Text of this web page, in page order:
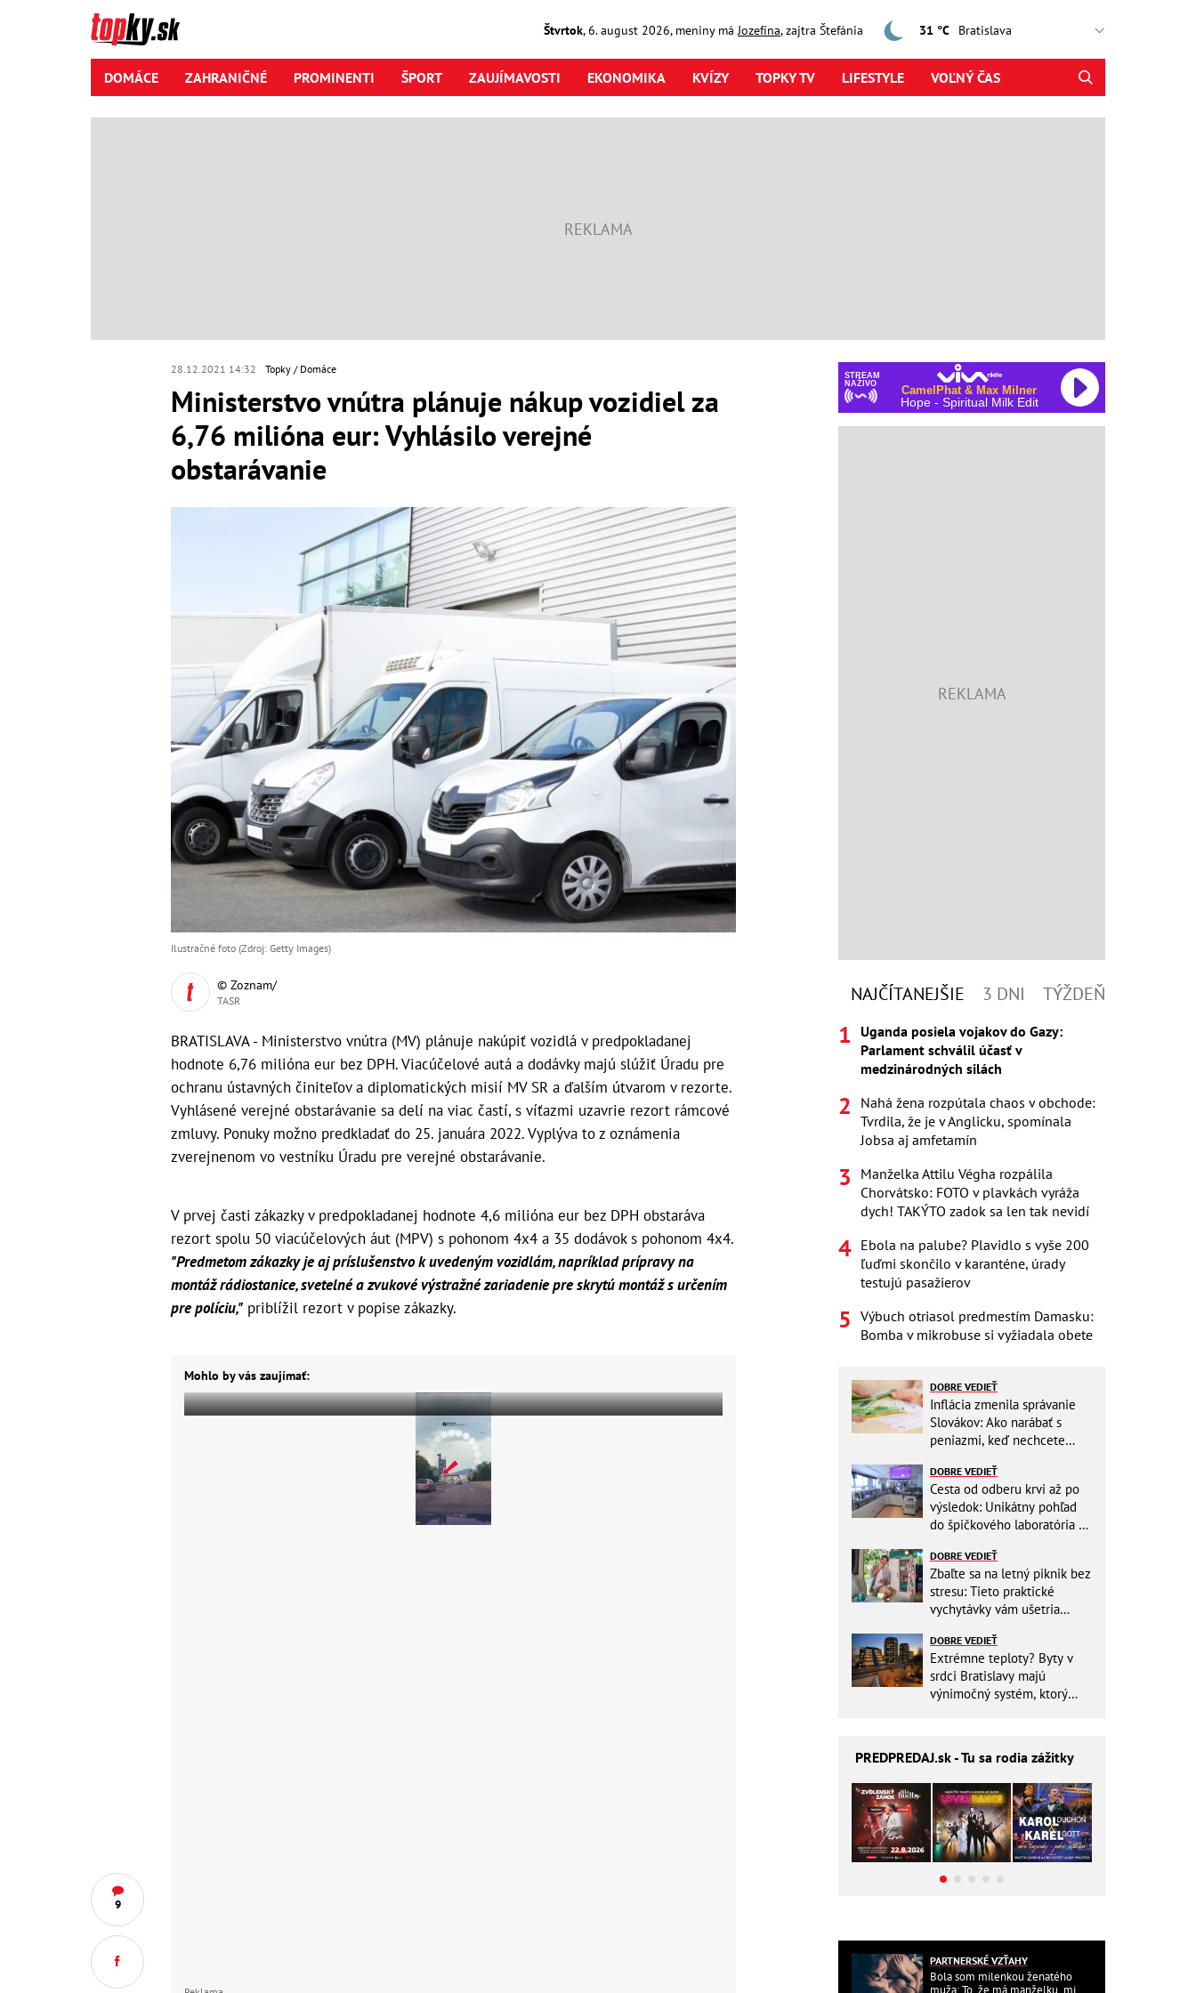
Štvrtok,6. august2026, meniny má Jozefína, zajtra Štefánia 31 °C
DOMÁCE ZAHRANIČNÉ PROMINENTI ŠPORT ZAUJÍMAVOSTI EKONOMIKA KVÍZY TOPKY TV LIFESTYLE VOĽNÝ ČAS
28.12.2021 14:32 Topky Domáce
Ministerstvo vnútra plánuje nákup vozidiel za
6,76 milióna eur: Vyhlásilo verejné
obstarávanie
9
Ilustračné foto (Zdroj: Getty Images)
© Zoznam/
TASR
BRATISLAVA - Ministerstvo vnútra (MV) plánuje nakúpiť vozidlá v predpokladanej
hodnote 6,76 milióna eur bez DPH. Viacúčelové autá a dodávky majú slúžiť Úradu pre
ochranu ústavných činiteľov a diplomatických misií MV SR a ďalším útvarom v rezorte.
Vyhlásené verejné obstarávanie sa delí na viac častí, s víťazmi uzavrie rezort rámcové
zmluvy. Ponuky možno predkladať do 25. januára 2022. Vyplýva to z oznámenia
zverejnenom vo vestníku Úradu pre verejné obstarávanie.
V prvej časti zákazky v predpokladanej hodnote 4,6 milióna eur bez DPH obstaráva
rezort spolu 50 viacúčelových áut (MPV) s pohonom 4x4 a 35 dodávok s pohonom 4x4.
"Predmetom zákazky je aj príslušenstvo k uvedeným vozidlám, napríklad prípravy na
montáž rádiostanice, svetelné a zvukové výstražné zariadenie pre skrytú montáž s určením
pre políciu," priblížil rezort v popise zákazky.
Mohlo by vás zaujímať:
STREAM
NAŽIVO
CamelPhat & Max Milner
Hope - Spiritual Milk Edit
NAJČÍTANEJŠIE 3 DNI TÝŽDEŇ
Uganda posiela vojakov do Gazy:
Parlament schválil účasť v
medzinárodných silách
Nahá žena rozpútala chaos v obchode:
Tvrdila, že je v Anglicku, spomínala
Jobsa aj amfetamín
Manželka Attilu Végha rozpálila
Chorvátsko: FOTO v plavkách vyráža
dych! TAKÝTO zadok sa len tak nevidí
Ebola na palube? Plavidlo s vyše 200
ľuďmi skončilo v karanténe, úrady
testujú pasažierov
Výbuch otriasol predmestím Damasku:
Bomba v mikrobuse si vyžiadala obete
DOBRE VEDIEŤ
Inflácia zmenila správanie
Slovákov: Ako narábať s
peniazmi, keď nechcete
DOBRE VEDIEŤ
Cesta od odberu krvi až po
výsledok: Unikátny pohľad
do špičkového laboratória na
DOBRE VEDIEŤ
Zbaľte sa na letný piknik bez
stresu: Tieto praktické
vychytávky vám ušetria
DOBRE VEDIEŤ
Extrémne teploty? Byty v
srdci Bratislavy majú
výnimočný systém, ktorý
PREDPREDAJ.sk - Tu sa rodia zážitky
PARTNERSKÉ VZŤAHY
Bola som milenkou ženatého
muža: To, že má manželku, mi